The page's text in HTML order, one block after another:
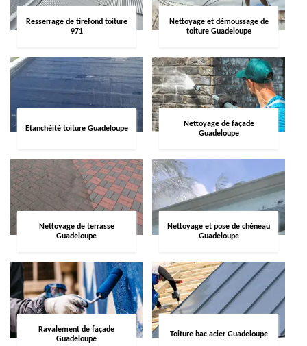
Resserrage de tirefond toiture
971
Nettoyage et démoussage de
toiture Guadeloupe
Etanchéité toiture Guadeloupe
Nettoyage de façade
Guadeloupe
Nettoyage de terrasse
Guadeloupe
Nettoyage et pose de chéneau
Guadeloupe
Ravalement de façade
Guadeloupe
Toiture bac acier Guadeloupe